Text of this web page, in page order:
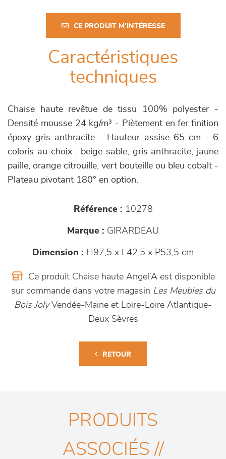
CE PRODUIT M'INTÉRESSE
Caractéristiques
techniques
Chaise haute revêtue de tissu 100% polyester -
Densité mousse 24 kg/m³ - Piètement en fer finition
époxy gris anthracite - Hauteur assise 65 cm - 6
coloris au choix : beige sable, gris anthracite, jaune
paille, orange citrouille, vert bouteille ou bleu cobalt -
Plateau pivotant 180° en option.
Référence : 10278
Marque : GIRARDEAU
Dimension : H97,5 x L42,5 x P53,5 cm
Ce produit Chaise haute Angel’A est disponible
sur commande dans votre magasin Les Meubles du
Bois JolyVendée-Maine et Loire-Loire Atlantique-
Deux Sèvres
RETOUR
PRODUITS
ASSOCIÉS //